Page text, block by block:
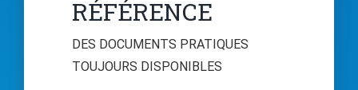
RÉFÉRENCE
DES DOCUMENTS PRATIQUES
TOUJOURS DISPONIBLES